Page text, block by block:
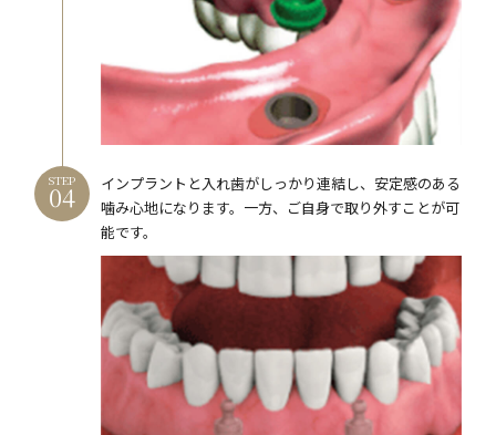
STEP
インプラントと入れ歯がしっかり連結し、安定感のある
噛み心地になります。一方、ご自身で取り外すことが可
能です。